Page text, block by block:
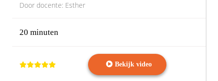
Door docente: Esther
20 minuten
Bekijk video